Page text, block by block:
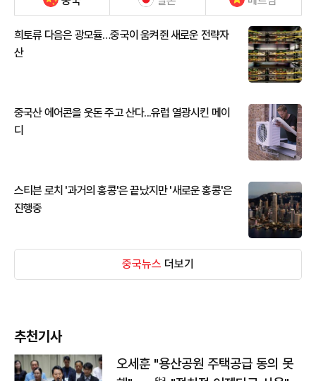
희토류 다음은 광모듈…중국이 움켜쥔 새로운 전략자
산
중국산 에어콘을 웃돈 주고 산다...유럽 열광시킨 메이
디
스티븐 로치 '과거의 홍콩'은 끝났지만 '새로운 홍콩'은
진행중
중국뉴스 더보기
추천기사
오세훈 "용산공원 주택공급 동의 못